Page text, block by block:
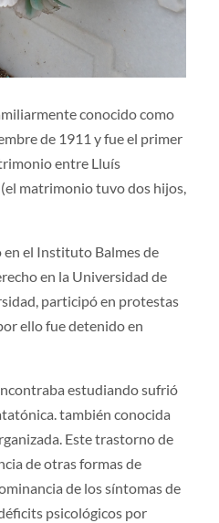
conocido como
de 1911 y fue el primer
entre Lluís
matrimonio tuvo dos hijos,
el Instituto Balmes de
en la Universidad de
participó en protestas
ello fue detenido en
estudiando sufrió
también conocida
Este trastorno de
de otras formas de
de los síntomas de
psicológicos por